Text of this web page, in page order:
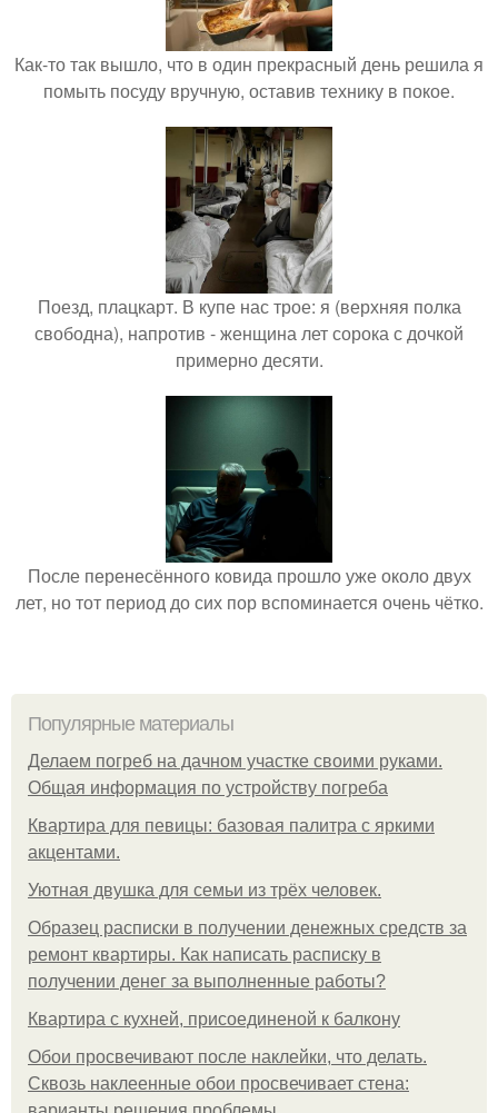
Как-то так вышло, что в один прекрасный день решила я
помыть посуду вручную, оставив технику в покое.
Поезд, плацкарт. В купе нас трое: я (верхняя полка
свободна), напротив - женщина лет сорока с дочкой
примерно десяти.
После перенесённого ковида прошло уже около двух
лет, но тот период до сих пор вспоминается очень чётко.
Популярные материалы
Делаем погреб на дачном участке своими руками.
Общая информация по устройству погреба
Квартира для певицы: базовая палитра с яркими
акцентами.
Уютная двушка для семьи из трёх человек.
Образец расписки в получении денежных средств за
ремонт квартиры. Как написать расписку в
получении денег за выполненные работы?
Квартира с кухней, присоединеной к балкону
Обои просвечивают после наклейки, что делать.
Сквозь наклеенные обои просвечивает стена: